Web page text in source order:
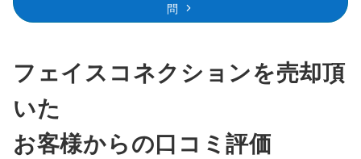
問
フェイスコネクションを売却頂
いた
お客様からの口コミ評価